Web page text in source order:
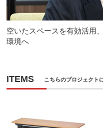
空いたスペースを有効活用
環境へ
ITEMS こちらのプロジェクト